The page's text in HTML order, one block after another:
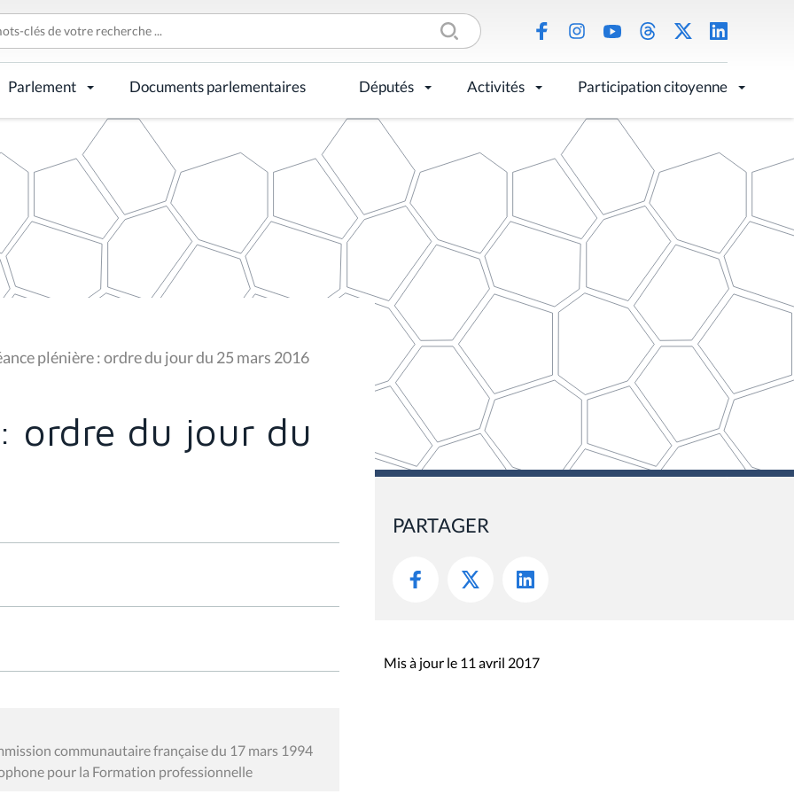
Parlement Documents parlementaires Députés Activités Participation citoyenne
plénière : ordre du jour du 25 mars 2016
ordre du jour du
communautaire française du 17 mars 1994
pour la Formation professionnelle
PARTAGER
Mis à jour le 11 avril 2017